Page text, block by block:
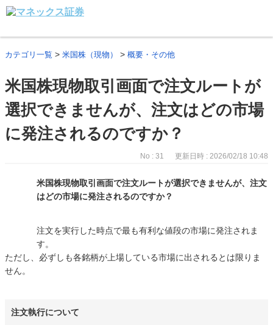
カテゴリ一覧 > 米国株（現物） > 概要・その他
米国株現物取引画面で注文ルートが
選択できませんが、注文はどの市場
に発注されるのですか？
No : 31 更新日時 : 2026/02/18 10:48
米国株現物取引画面で注文ルートが選択できませんが、注文
はどの市場に発注されるのですか？
注文を実行した時点で最も有利な値段の市場に発注されま
す。
ただし、必ずしも各銘柄が上場している市場に出されるとは限りま
せん。
注文執行について